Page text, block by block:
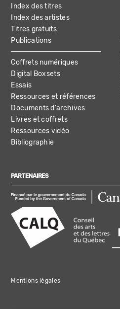
Index des titres
Index des artistes
Titres gratuits
Publications
Coffrets numériques
Digital Boxsets
Essais
Ressources et références
Documents d'archives
Livres et coffrets
Ressources vidéo
Bibliographie
PARTENAIRES
Mentions légales